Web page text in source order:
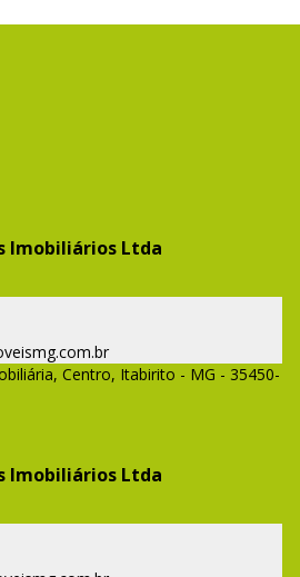
Imobiliários Ltda
Centro, Itabirito - MG - 35450-
Imobiliários Ltda